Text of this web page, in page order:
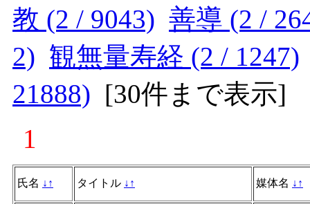
教 (2 / 9043) 善導 (2 /
2) 観無量寿経 (2 / 1247)
21888) [30件まで表示]
1
氏名 ↓ ↑ タイトル ↓ ↑ 媒体名 ↓ ↑